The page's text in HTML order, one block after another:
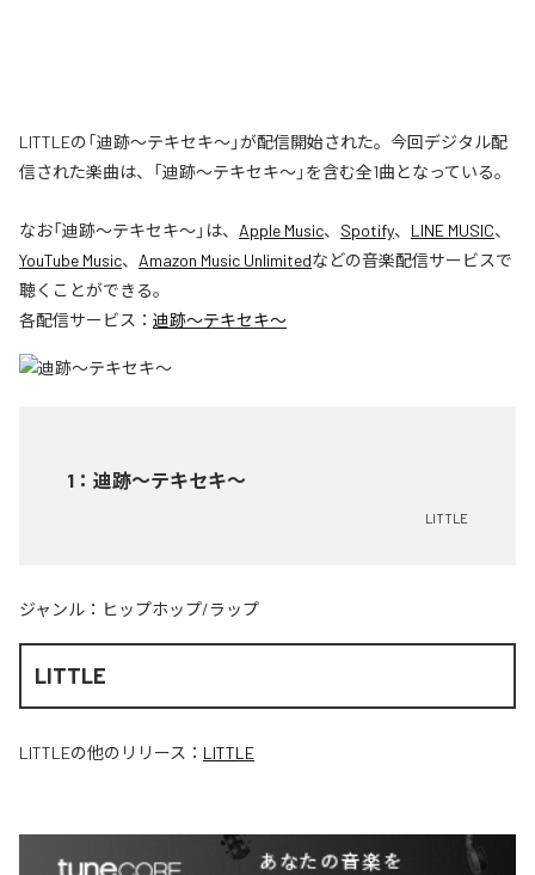
LITTLEの「迪跡〜テキセキ〜」が配信開始された。今回デジタル配
信された楽曲は、「迪跡〜テキセキ〜」を含む全1曲となっている。
なお「迪跡〜テキセキ〜」は、 Apple Music、 Spotify、 LINE MUSIC、
YouTube Music、 Amazon Music Unlimitedなどの音楽配信サービスで
聴くことができる。
各配信サービス： 迪跡〜テキセキ〜
1 ： 迪跡〜テキセキ〜
LITTLE
ジャンル： ヒップホップ/ラップ
LITTLE
LITTLEの他のリリース： LITTLE